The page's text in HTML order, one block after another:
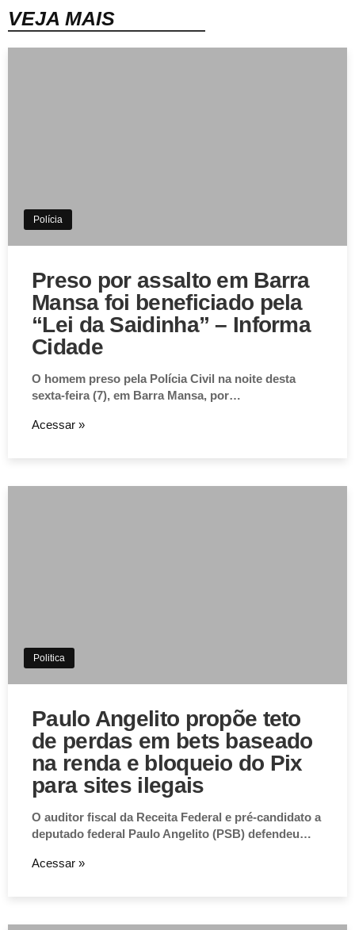
VEJA MAIS
Polícia
Preso por assalto em Barra
Mansa foi beneficiado pela
“Lei da Saidinha” – Informa
Cidade
O homem preso pela Polícia Civil na noite desta
sexta-feira (7), em Barra Mansa, por…
Acessar »
Politica
Paulo Angelito propõe teto
de perdas em bets baseado
na renda e bloqueio do Pix
para sites ilegais
O auditor fiscal da Receita Federal e pré-candidato a
deputado federal Paulo Angelito (PSB) defendeu…
Acessar »